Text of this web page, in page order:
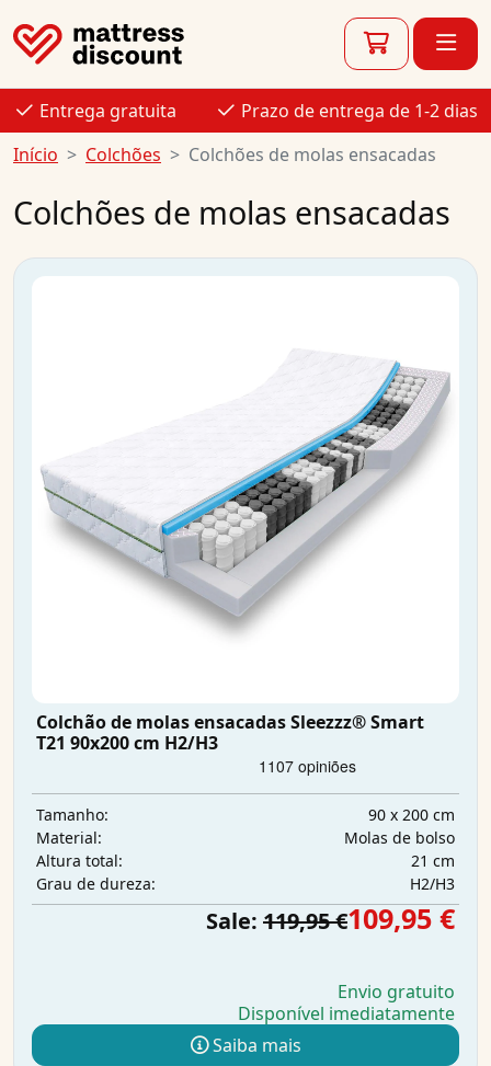
Entrega gratuita
Prazo de entrega de 1-2 dias
Início
Colchões Colchões de molas ensacadas
Colchões de molas ensacadas
Colchão de molas ensacadas Sleezzz® Smart
T21 90x200 cm H2/H3
Tamanho:
90 x 200 cm
Material:
Molas de bolso
Altura total:
21 cm
Grau de dureza:
H2/H3
Sale: 119,95 €109,95 €
Envio gratuito
Disponível imediatamente
Saiba mais